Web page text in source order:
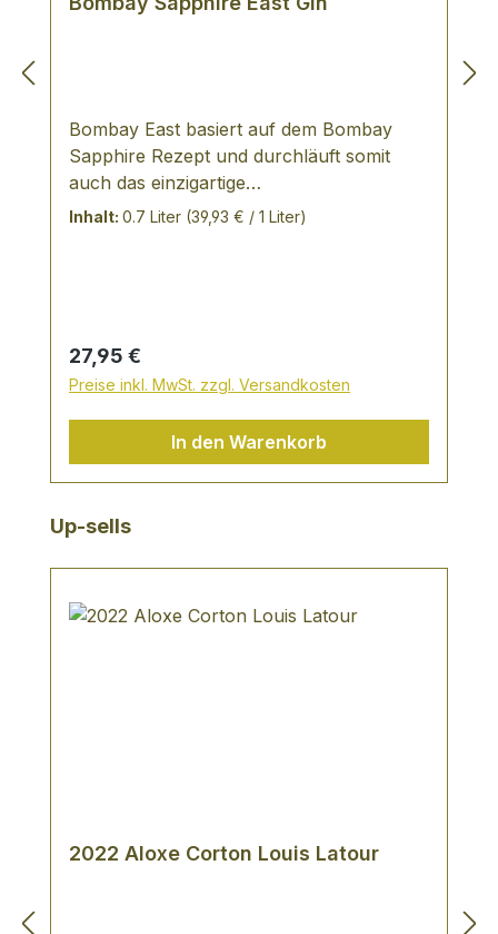
Bombay East basiert auf dem Bombay
Sapphire Rezept und durchläuft somit
auch das einzigartige
Herstellungsverfahren der Dampfinfusion.
Vietnam Der Geschmack ist pikant bis süß
und kommt durch seine kräftigen 42%
vol.-% besonders gut zur Geltung.
Bombay East bietet sich für zahlreiche
kreative Mixer an, beispielsweise passt er
perfekt zu Ginger Beer, Ginger Ale oder
Sapphire East Buck: 50 ml Bombay
oder Ginger Beer und mit einer
Inhalt: 0.7 Liter (39,93 € / 1 Liter)
Regulärer Preis:
27,95 €
Preise inkl. MwSt. zzgl. Versandkosten
In den Warenkorb
Produktgalerie überspringen
Up-sells
2022 Aloxe Corton Louis Latour